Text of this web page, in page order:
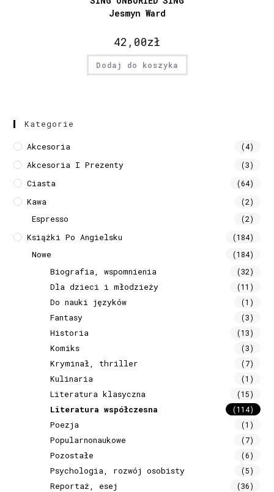
Jesmyn Ward
42,00zł
Dodaj do koszyka
Kategorie
Akcesoria (4)
Akcesoria I Prezenty (3)
Ciasta (64)
Kawa (2)
Espresso (2)
Książki Po Angielsku (184)
Nowe (184)
Biografia, wspomnienia (32)
Dla dzieci i młodzieży (11)
Do nauki języków (1)
Fantasy (3)
Historia (13)
Komiks (3)
Kryminał, thriller (7)
Kulinaria (1)
Literatura klasyczna (15)
Literatura współczesna (114)
Poezja (1)
Popularnonaukowe (7)
Pozostałe (6)
Psychologia, rozwój osobisty (5)
Reportaż, esej (36)